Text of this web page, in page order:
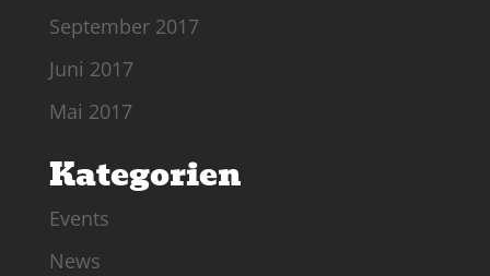
September 2017
Juni 2017
Mai 2017
Kategorien
Events
News